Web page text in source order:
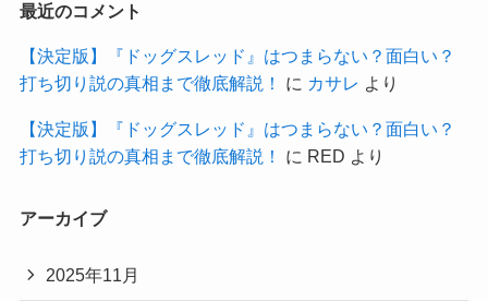
最近のコメント
【決定版】『ドッグスレッド』はつまらない？面白い？
打ち切り説の真相まで徹底解説！
に カサレ より
【決定版】『ドッグスレッド』はつまらない？面白い？
打ち切り説の真相まで徹底解説！
に RED より
アーカイブ
2025年11月